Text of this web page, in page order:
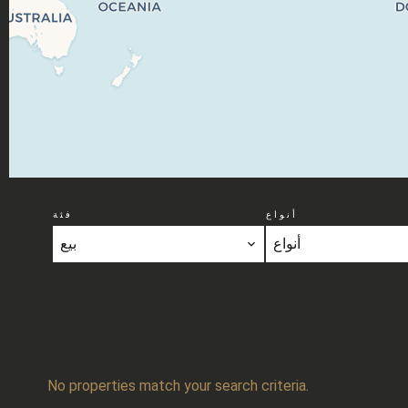
فئة
بيع
أنواع
أنواع
No properties match your search criteria.